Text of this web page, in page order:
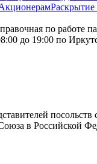
по работе
до 19:00 по
посольств
в Российской